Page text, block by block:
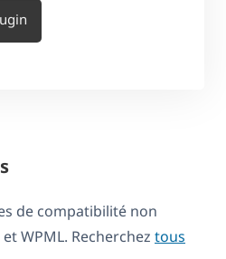
de compatibilité non
WPML. Recherchez tous